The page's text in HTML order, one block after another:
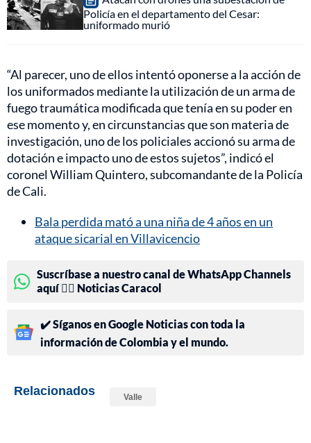
Policía en el departamento del Cesar:
uniformado murió
“Al parecer, uno de ellos intentó oponerse a la acción de
los uniformados mediante la utilización de un arma de
fuego traumática modificada que tenía en su poder en
ese momento y, en circunstancias que son materia de
investigación, uno de los policiales accionó su arma de
dotación e impacto uno de estos sujetos”, indicó el
coronel William Quintero, subcomandante de la Policía
de Cali.
Bala perdida mató a una niña de 4 años en un
ataque sicarial en Villavicencio
Suscríbase a nuestro canal de WhatsApp Channels
aquí 👉🏻 Noticias Caracol
✔️ Síganos en Google Noticias con toda la
información de Colombia y el mundo.
Relacionados Valle